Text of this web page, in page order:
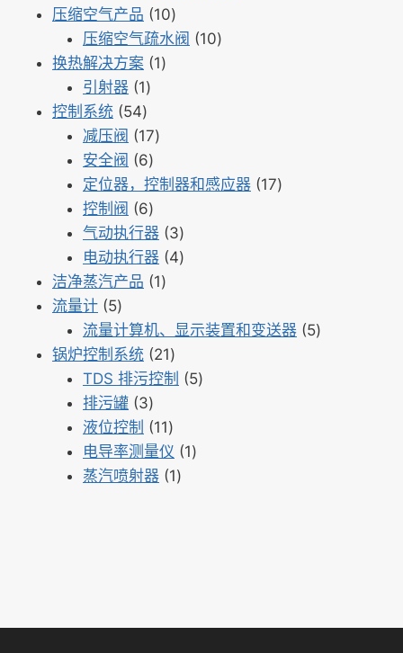
产
品
压缩空气产品 1010
个
压缩空气疏水阀 1010
换热解决方案 11
引射器 11
个
产
品
控制系统 5454
个
产
品
减压阀 1717
产
安全阀 66
个
产
品
定位器，控制器和感应器 1717
控制阀 66
个
产
品
气动执行器 33
个
电动执行器 44
品
洁净蒸汽产品 11
产
品
流量计 55
个
产
品
流量计算机、显示装置和变送器 55
锅炉控制系统 2121
个
品
TDS 排污控制 55
排污罐 33
个
产
品
液位控制 1111
个
产
电导率测量仪 11
蒸汽喷射器 11